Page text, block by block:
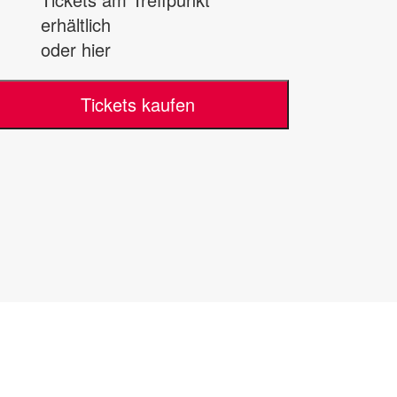
erhältlich
oder hier
Tickets kaufen